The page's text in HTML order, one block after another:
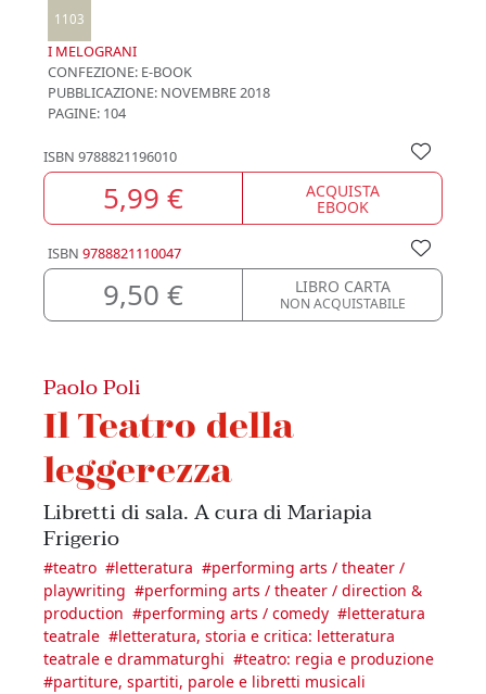
1103
I MELOGRANI
CONFEZIONE: E-BOOK
PUBBLICAZIONE: NOVEMBRE 2018
PAGINE: 104
ISBN 9788821196010
5,99 € ACQUISTA
EBOOK
ISBN 9788821110047
9,50 € LIBRO CARTA
NON ACQUISTABILE
Paolo Poli
Il Teatro della
leggerezza
Libretti di sala. A cura di Mariapia
Frigerio
#teatro #letteratura #performing arts / theater /
playwriting #performing arts / theater / direction &
production #performing arts / comedy #letteratura
teatrale #letteratura, storia e critica: letteratura
teatrale e drammaturghi #teatro: regia e produzione
#partiture, spartiti, parole e libretti musicali